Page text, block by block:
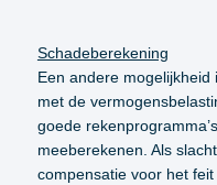
Schadeberekening
Een andere
met de
goede
meeberekenen. Als
compensatie voor het